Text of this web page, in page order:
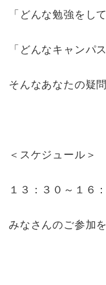
「どんな勉強をし
「どんなキャンパ
そんなあなたの疑
＜スケジュール＞
１３：３０～１６
みなさんのご参加